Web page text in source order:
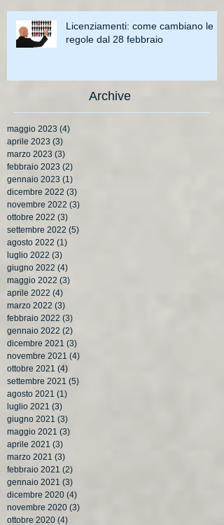
Licenziamenti: come cambiano le
regole dal 28 febbraio
Archive
maggio 2023 (4)
aprile 2023 (3)
marzo 2023 (3)
febbraio 2023 (2)
gennaio 2023 (1)
dicembre 2022 (3)
novembre 2022 (3)
ottobre 2022 (3)
settembre 2022 (5)
agosto 2022 (1)
luglio 2022 (3)
giugno 2022 (4)
maggio 2022 (3)
aprile 2022 (4)
marzo 2022 (3)
febbraio 2022 (3)
gennaio 2022 (2)
dicembre 2021 (3)
novembre 2021 (4)
ottobre 2021 (4)
settembre 2021 (5)
agosto 2021 (1)
luglio 2021 (3)
giugno 2021 (3)
maggio 2021 (3)
aprile 2021 (3)
marzo 2021 (3)
febbraio 2021 (2)
gennaio 2021 (3)
dicembre 2020 (4)
novembre 2020 (3)
ottobre 2020 (4)